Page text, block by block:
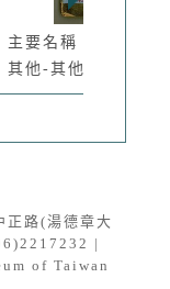
主要名稱：迦南在望
其他-其他...
正路(湯德章大
|
of Taiwan